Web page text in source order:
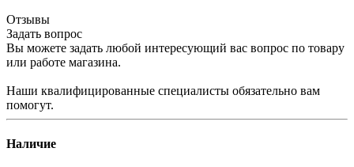
Отзывы
Задать вопрос
Вы можете задать любой интересующий вас вопрос по товару
или работе магазина.
Наши квалифицированные специалисты обязательно вам
помогут.
Наличие